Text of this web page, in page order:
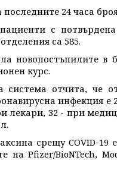
24 часа
с
са 585.
новопостъпилите в
курс.
система отчита, че
инфекция е
лекари, 32 - при
срещу COVID-19
на Pfizer/BioNTech,